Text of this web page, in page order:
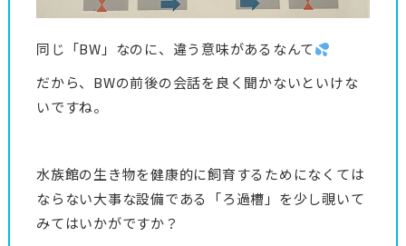
同じ「BW」なのに、違う意味があるなんて
だから、BWの前後の会話を良く聞かないといけな
いですね。
水族館の生き物を健康的に飼育するためになくては
ならない大事な設備である「ろ過槽」を少し覗いて
みてはいかがですか？